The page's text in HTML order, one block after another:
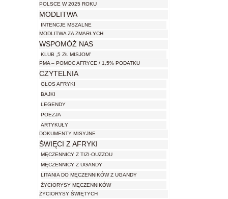
POLSCE W 2025 ROKU
MODLITWA
INTENCJE MSZALNE
MODLITWA ZA ZMARŁYCH
WSPOMÓŻ NAS
KLUB „5 ZŁ MISJOM”
PMA – POMOC AFRYCE / 1,5% PODATKU
CZYTELNIA
GŁOS AFRYKI
BAJKI
LEGENDY
POEZJA
ARTYKUŁY
DOKUMENTY MISYJNE
ŚWIĘCI Z AFRYKI
MĘCZENNICY Z TIZI-OUZZOU
MĘCZENNICY Z UGANDY
LITANIA DO MĘCZENNIKÓW Z UGANDY
ŻYCIORYSY MĘCZENNIKÓW
ŻYCIORYSY ŚWIĘTYCH